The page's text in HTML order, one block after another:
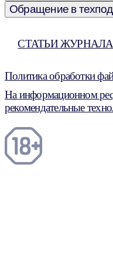
Обращение в
СТАТЬИ ЖУРНАЛА
Политика обработки
На информационном
рекомендательные